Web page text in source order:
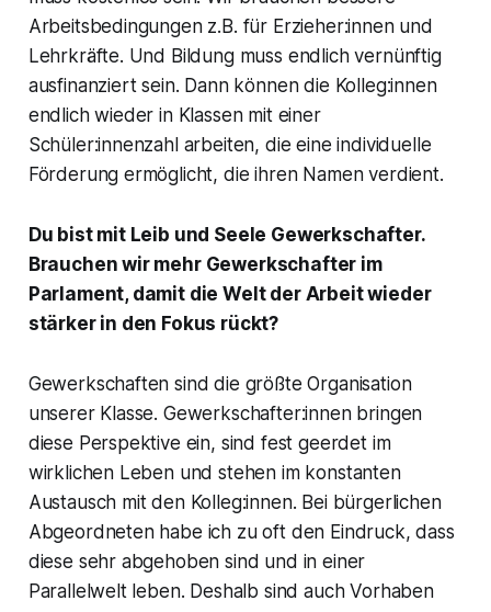
Arbeitsbedingungen z.B. für Erzieher:innen und
Lehrkräfte. Und Bildung muss endlich vernünftig
ausfinanziert sein. Dann können die Kolleg:innen
endlich wieder in Klassen mit einer
Schüler:innenzahl arbeiten, die eine individuelle
Förderung ermöglicht, die ihren Namen verdient.
Du bist mit Leib und Seele Gewerkschafter.
Brauchen wir mehr Gewerkschafter im
Parlament, damit die Welt der Arbeit wieder
stärker in den Fokus rückt?
Gewerkschaften sind die größte Organisation
unserer Klasse. Gewerkschafter:innen bringen
diese Perspektive ein, sind fest geerdet im
wirklichen Leben und stehen im konstanten
Austausch mit den Kolleg:innen. Bei bürgerlichen
Abgeordneten habe ich zu oft den Eindruck, dass
diese sehr abgehoben sind und in einer
Parallelwelt leben. Deshalb sind auch Vorhaben